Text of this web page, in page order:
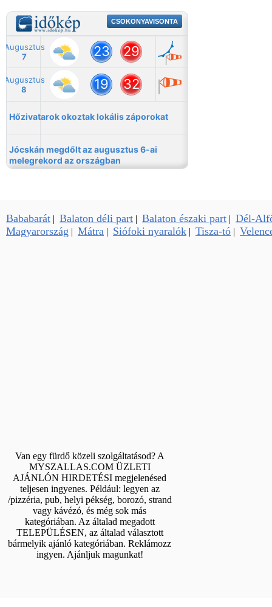
Bababarát | Balaton déli part | Balaton északi part | Dél-
Magyarország | Mátra | Siófoki nyaralók | Tisza-tó |
Van egy fürdő közeli szolgáltatásod? A
MYSZALLAS.COM ÜZLETI
AJÁNLÓN HIRDETÉSI megjelenésed
teljesen ingyenes. Például: legyen az
/pizzéria, pub, helyi pékség, borozó, strand
vagy kávézó, és még sok más
kategóriában. Az általad megadott
TELEPÜLÉSEN, az általad választott
bármelyik ajánló kategóriában. Reklámozz
ingyen. Ajánljuk magunkat!